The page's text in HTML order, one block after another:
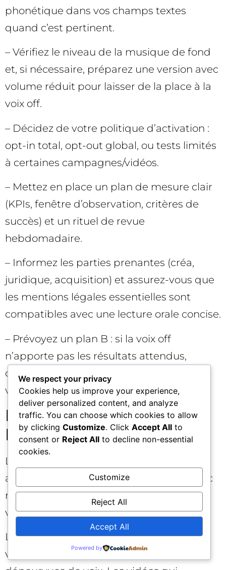
phonétique dans vos champs textes
quand c’est pertinent.
– Vérifiez le niveau de la musique de fond
et, si nécessaire, préparez une version avec
volume réduit pour laisser de la place à la
voix off.
– Décidez de votre politique d’activation :
opt-in total, opt-out global, ou tests limités
à certaines campagnes/vidéos.
– Mettez en place un plan de mesure clair
(KPIs, fenêtre d’observation, critères de
succès) et un rituel de revue
hebdomadaire.
– Informez les parties prenantes (créa,
juridique, acquisition) et assurez-vous que
les mentions légales essentielles sont
compatibles avec une lecture orale concise.
– Prévoyez un plan B : si la voix off
n’apporte pas les résultats attendus,
conservez vos assets originaux et ajustez
vos textes.
FAQ rapide sur la voix off
IA de Google Ads ❓
La voix off va-t-elle remplacer mes vidéos
actuelles ? Non, une nouvelle version avec
narration est sauvegardée à part. Votre
vidéo originale reste disponible.
La voix off s’applique-t-elle à toutes mes
vidéos ? Non, uniquement aux vidéos
We respect your privacy
Cookies help us improve your experience,
deliver personalized content, and analyze
traffic. You can choose which cookies to allow
by clicking Customize. Click Accept All to
consent or Reject All to decline non-essential
cookies.
Customize
Reject All
Accept All
Powered by